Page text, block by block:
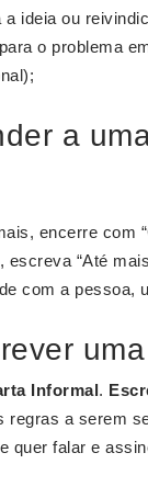
ideia ou
o problema
a
encerre com
“Até
com a pessoa,
Informal.
regras a serem
quer falar e